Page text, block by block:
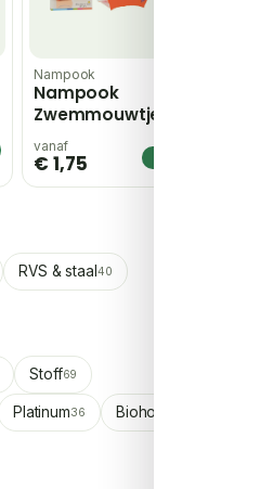
Nampook
Nampook
Zwemmouwtjes
oranje 23x15cm
vanaf
€ 1,75
RVS & staal 40
Stoff69
Platinum36 Biohort